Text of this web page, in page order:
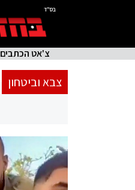
בס"ד
צ'אט הכתבים
צבא וביטחון